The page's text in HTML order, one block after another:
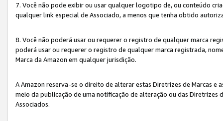
7. Você não pode exibir ou usar qualquer logotipo de, ou conteúdo
qualquer link especial de Associado, a menos que tenha obtido
8. Você não poderá usar ou requerer o registro de qualquer marca
poderá usar ou requerer o registro de qualquer marca registrada,
Marca da Amazon em qualquer jurisdição.
A Amazon reserva-se o direito de alterar estas Diretrizes de Marcas e
meio da publicação de uma notificação de alteração ou das Diretrizes
Associados.